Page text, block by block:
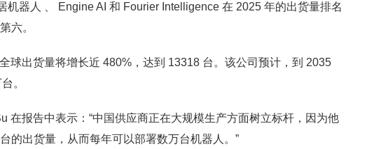
机器人 、 Engine AI 和 Fourier Intelligence 在 2025 年的出货量排名
六。
球出货量将增长近 480%，达到 13318 台。该公司预计，到 2035
。
在报告中表示：“中国供应商正在大规模生产方面树立标杆，因为他
的出货量，从而每年可以部署数万台机器人。”